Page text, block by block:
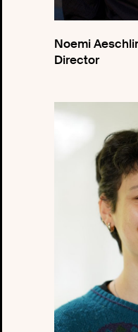
Noemi
Director